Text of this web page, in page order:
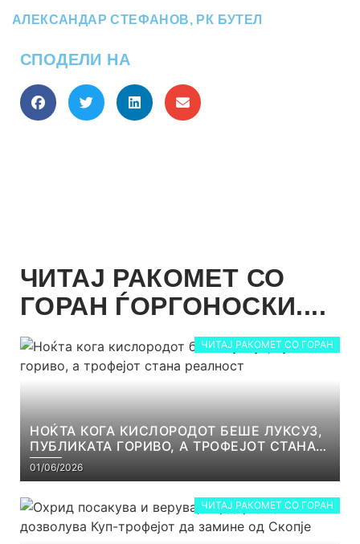
АЛЕКСАНДАР СТЕФАНОВ, РК БУТЕЛ
СПОДЕЛИ НА
ЧИТАЈ РАКОМЕТ СО
ГОРАН ЃОРГОНОСКИ....
ЧИТАЈ РАКОМЕТ СО ГОРАН
НОЌТА КОГА КИСЛОРОДОТ БЕШЕ ЛУКСУЗ,
ПУБЛИКАТА ГОРИВО, А ТРОФЕЈОТ СТАНА
РЕАЛНОСТ
01/06/2026
ЧИТАЈ РАКОМЕТ СО ГОРАН